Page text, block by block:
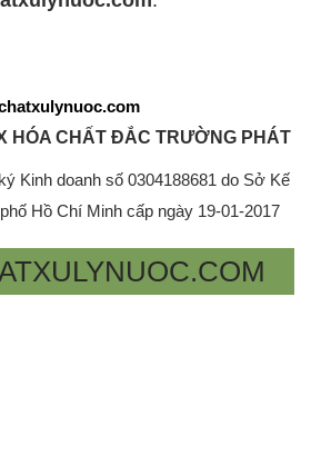
HÓA CHẤT ĐẮC TRƯỜNG PHÁT
Kinh doanh số 0304188681 do Sở Kế
Hồ Chí Minh cấp ngày 19-01-2017